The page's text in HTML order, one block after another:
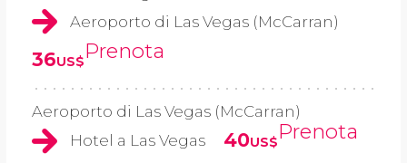
Aeroporto di Las Vegas (McCarran)
36US$Prenota
Aeroporto di Las Vegas (McCarran)
Hotel a Las Vegas
40US$Prenota